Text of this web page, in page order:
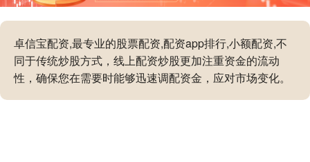
卓信宝配资,最专业的股票配资,配资app排行,小额配资,不
同于传统炒股方式，线上配资炒股更加注重资金的流动
性，确保您在需要时能够迅速调配资金，应对市场变化。